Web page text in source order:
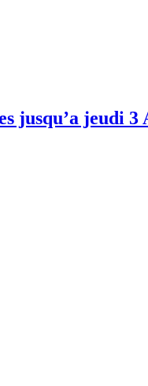
jusqu’a jeudi